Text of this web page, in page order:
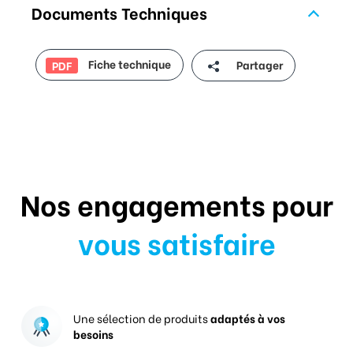
Documents Techniques
PDF Fiche technique Partager
Nos engagements pour
vous satisfaire
Une sélection de produitsadaptés à vos
besoins